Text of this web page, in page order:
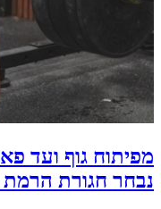
מפיתוח גוף ועד
נבחר חגורת